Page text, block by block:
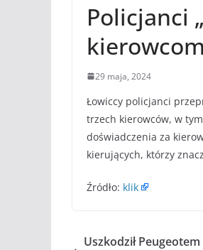
Policjanci
29 maja, 2024
Łowiccy policjanci
trzech kierowców, w
doświadczenia za
kierujących, którzy
Źródło: klik
Uszkodził